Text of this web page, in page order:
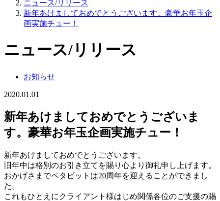
ニュース/リリース
新年あけましておめでとうございます。豪華お年玉企
画実施チュー！
ニュース/リリース
お知らせ
2020.01.01
新年あけましておめでとうございま
す。豪華お年玉企画実施チュー！
新年あけましておめでとうございます。
旧年中は格別のお引き立てを賜り心より御礼申し上げます。
おかげさまでペタビットは20周年を迎えることができまし
た。
これもひとえにクライアント様はじめ関係各位のご支援の賜